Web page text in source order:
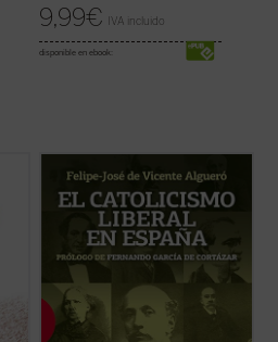
9,99€ IVA incluido
disponible en ebook:
«Una sesgada visión del XIX español tiende
a entender esta historia como un
enfrentamiento entre liberales,
modernizadores, y católicos,
reaccionarios. Esta visión es falsa: desde el
catolicismo militante, explícito y
convencido de los autores ...(ver ficha)